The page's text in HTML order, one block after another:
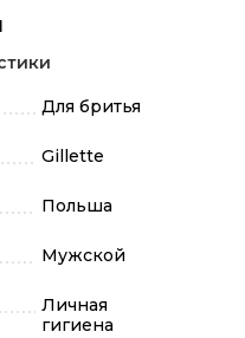
Для бритья
Gillette
Польша
Мужской
Личная
гигиена